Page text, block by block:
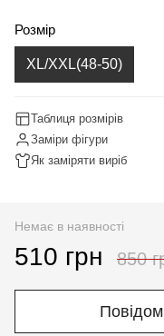
Розмір
XL/XXL(48-50)
Таблиця розмірів
Заміри фігури
Як заміряти виріб
Немає в наявності
510 грн 850